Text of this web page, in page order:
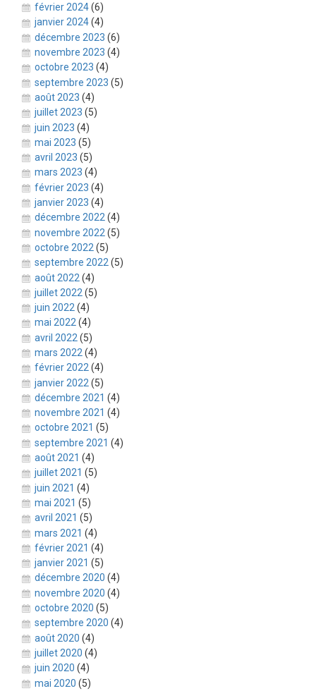
février 2024(6)
janvier 2024(4)
décembre 2023 (6)
novembre 2023 (4)
octobre 2023 (4)
septembre 2023 (5)
août 2023 (4)
juillet 2023 (5)
juin 2023 (4)
mai 2023 (5)
avril 2023 (5)
mars 2023 (4)
février 2023 (4)
janvier 2023 (4)
décembre 2022(4)
novembre 2022 (5)
octobre 2022 (5)
septembre 2022(5)
août 2022 (4)
juillet 2022 (5)
juin 2022 (4)
mai 2022(4)
avril 2022 (5)
mars 2022 (4)
février 2022(4)
janvier 2022 (5)
décembre 2021 (4)
novembre 2021 (4)
octobre 2021 (5)
septembre 2021 (4)
août 2021 (4)
juillet 2021 (5)
juin 2021 (4)
mai 2021 (5)
avril 2021 (5)
mars 2021 (4)
février 2021 (4)
janvier 2021 (5)
décembre 2020 (4)
novembre 2020 (4)
octobre 2020 (5)
septembre 2020 (4)
août 2020 (4)
juillet 2020 (4)
juin 2020 (4)
mai 2020 (5)